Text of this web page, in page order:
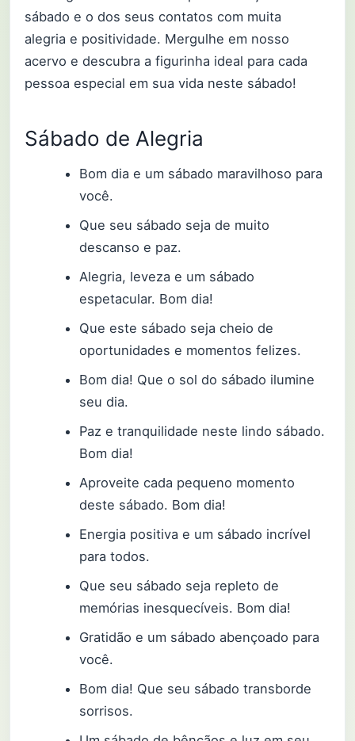
sábado e o dos seus contatos com muita
alegria e positividade. Mergulhe em nosso
acervo e descubra a figurinha ideal para cada
pessoa especial em sua vida neste sábado!
Sábado de Alegria
Bom dia e um sábado maravilhoso para
você.
Que seu sábado seja de muito
descanso e paz.
Alegria, leveza e um sábado
espetacular. Bom dia!
Que este sábado seja cheio de
oportunidades e momentos felizes.
Bom dia! Que o sol do sábado ilumine
seu dia.
Paz e tranquilidade neste lindo sábado.
Bom dia!
Aproveite cada pequeno momento
deste sábado. Bom dia!
Energia positiva e um sábado incrível
para todos.
Que seu sábado seja repleto de
memórias inesquecíveis. Bom dia!
Gratidão e um sábado abençoado para
você.
Bom dia! Que seu sábado transborde
sorrisos.